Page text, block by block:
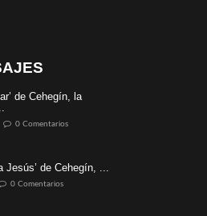
de Cehegín, la
0 Comentarios
Jesús’ de Cehegín, ...
0 Comentarios